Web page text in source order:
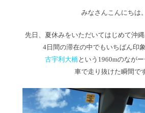
みなさんこんにちは。
先日、夏休みをいただいてはじめて沖縄
4日間の滞在の中でもいちばん印
古宇利大橋という1960mのなが
車で走り抜けた瞬間で